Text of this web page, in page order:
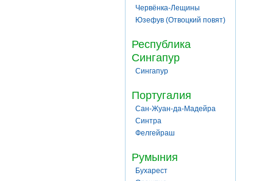
Червёнка-Лещины
Юзефув (Отвоцкий повят)
Республика
Сингапур
Сингапур
Португалия
Сан-Жуан-да-Мадейра
Синтра
Фелгейраш
Румыния
Бухарест